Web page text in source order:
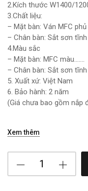
2.Kích thước W1400/
3.Chất liệu:
– Mặt bàn: Ván MFC
– Chân bàn: Sắt sơn
4.Màu sắc
– Mặt bàn: MFC màu…….
– Chân bàn: Sắt sơn
5. Xuất xứ: Việt Nam
6. Bảo hành: 2 năm
(Giá chưa bao gồm nắp
Xem thêm